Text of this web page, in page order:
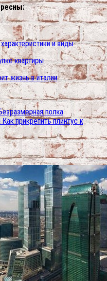
и виды
квартиры
жизнь в италии
полка
Как прикрепить плинтус к